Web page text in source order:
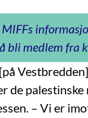
MIFFs
bli medlem fra
de
– Vi er